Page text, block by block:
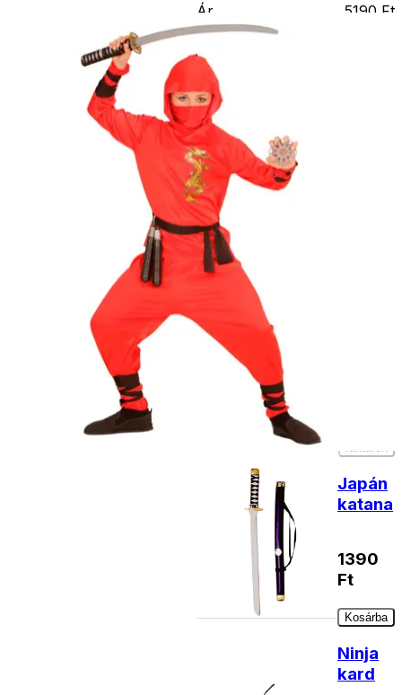
Ár
5190 Ft
Nincs raktáron
- Csomagautomata: 1190
forinttól
- Házhozszállítás: 2190
forinttól
- Személyes átvétel:
ingyenesen
Kiegészítő
termékek
Japán
katana
1390
Ft
Kosárba
Ninja
kard